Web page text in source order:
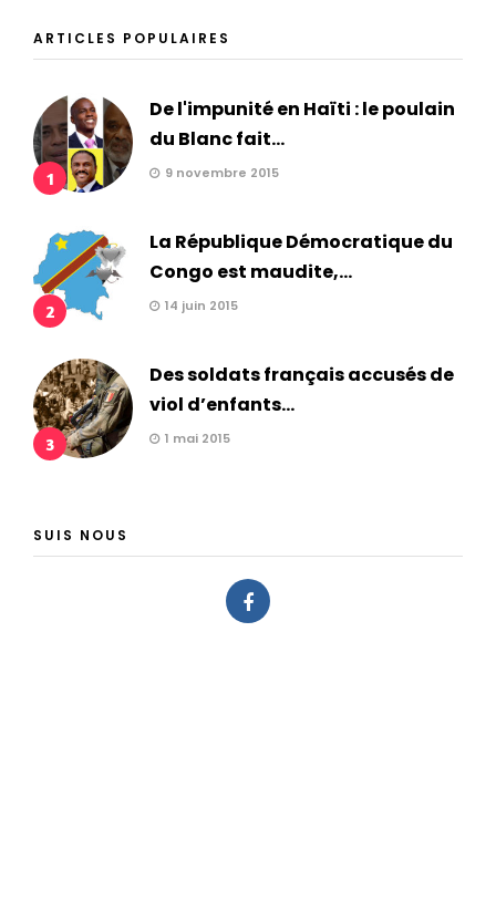
ARTICLES POPULAIRES
1
De l'impunité en Haïti : le poulain
du Blanc fait...
9 novembre 2015
2
La République Démocratique du
Congo est maudite,...
14 juin 2015
3
Des soldats français accusés de
viol d’enfants...
1 mai 2015
SUIS NOUS